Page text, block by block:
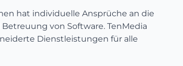
hat individuelle Ansprüche an die
von Software. TenMedia
Dienstleistungen für alle